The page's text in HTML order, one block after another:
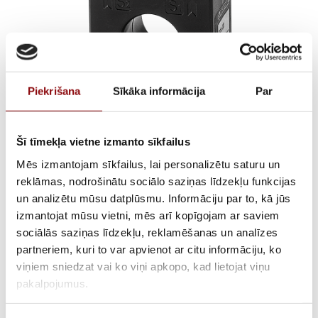
Piekrišana Sīkāka informācija Par
Šī tīmekļa vietne izmanto sīkfailus
Mēs izmantojam sīkfailus, lai personalizētu saturu un
reklāmas, nodrošinātu sociālo saziņas līdzekļu funkcijas
un analizētu mūsu datplūsmu. Informāciju par to, kā jūs
izmantojat mūsu vietni, mēs arī kopīgojam ar saviem
sociālās saziņas līdzekļu, reklamēšanas un analīzes
partneriem, kuri to var apvienot ar citu informāciju, ko
viņiem sniedzat vai ko viņi apkopo, kad lietojat viņu
pakalpojumus.
TCA21 100/5 cl.0,5
1,5VA + fix
AVAILABILITY Available on backorder
SKU 28192T2010
MANUFACTURER CODE 192T2010